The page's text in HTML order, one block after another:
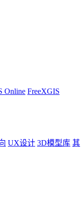
Online FreeXGIS
UX设计 3D模型库 其